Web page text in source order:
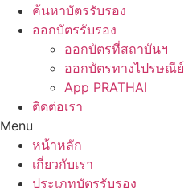
ค้นหาบัตรรับรอง
ออกบัตรรับรอง
ออกบัตรที่สถาบันฯ
ออกบัตรทางไปรษณีย์
App PRATHAI
ติดต่อเรา
Menu
หน้าหลัก
เกี่ยวกับเรา
ประเภทบัตรรับรอง